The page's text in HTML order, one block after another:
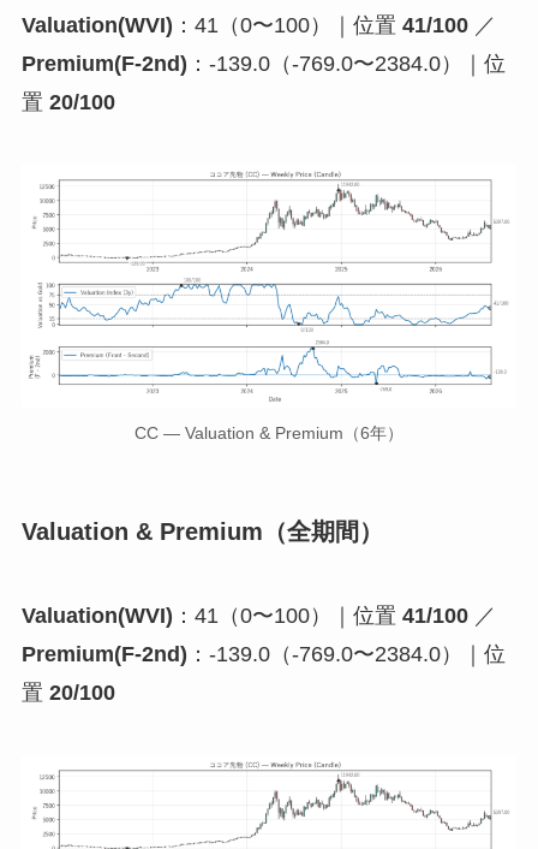
Valuation(WVI) ：41（0〜100）｜位置 41/100／
Premium(F-2nd) ：-139.0（-769.0〜2384.0）｜位
置 20/100
CC — Valuation & Premium（6年）
Valuation & Premium（全期間）
Valuation(WVI) ：41（0〜100）｜位置 41/100／
Premium(F-2nd) ：-139.0（-769.0〜2384.0）｜位
置 20/100